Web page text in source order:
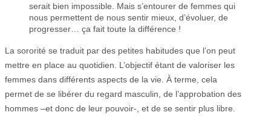
serait bien impossible. Mais s’entourer de femmes qui
nous permettent de nous sentir mieux, d’évoluer, de
progresser… ça fait toute la différence !
La sororité se traduit par des petites habitudes que l’on peut
mettre en place au quotidien. L’objectif étant de valoriser les
femmes dans différents aspects de la vie. À terme, cela
permet de se libérer du regard masculin, de l’approbation des
hommes –et donc de leur pouvoir-, et de se sentir plus libre.